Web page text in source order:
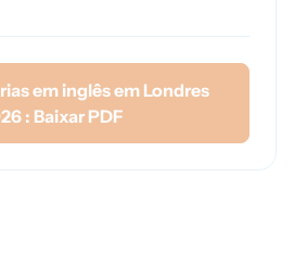
em inglês em Londres
: Baixar PDF